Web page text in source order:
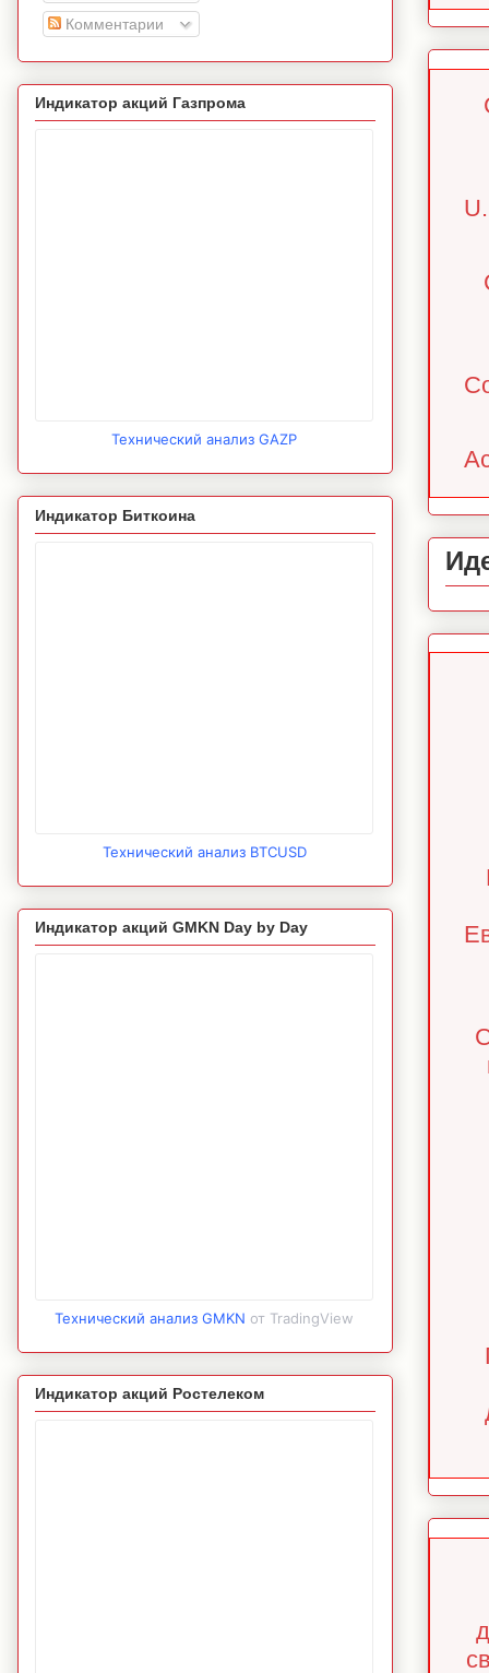
Комментарии
Индикатор акций Газпрома
Технический анализ GAZP
Индикатор Биткоина
Технический анализ BTCUSD
Индикатор акций GMKN Day by Day
Технический анализ GMKN от TradingView
Индикатор акций Ростелеком